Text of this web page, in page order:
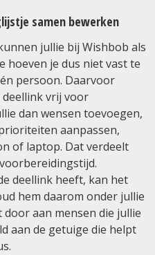
samen bewerken
jullie bij Wishbob als
hoeven je dus niet vast te
persoon. Daarvoor
deellink vrij voor
dan wensen toevoegen,
aanpassen,
of laptop. Dat verdeelt
deellink heeft, kan het
hem daarom onder jullie
aan mensen die jullie
aan de getuige die helpt